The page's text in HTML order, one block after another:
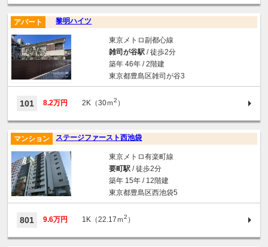
黎明ハイツ
アパート
東京メトロ副都心線
雑司が谷駅/ 徒歩2分
築年 46年 / 2階建
東京都豊島区雑司が谷3
101 8.2万円 2K（30ｍ2 ）
ステージファースト西池袋
マンション
東京メトロ有楽町線
要町駅/ 徒歩2分
築年 15年 / 12階建
東京都豊島区西池袋5
801 9.6万円 1K（22.17ｍ2 ）